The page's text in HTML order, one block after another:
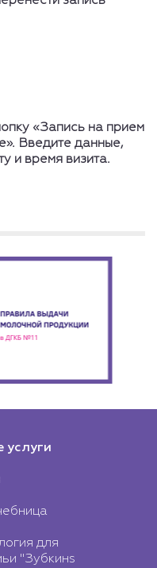
«Запись на прием
Введите данные,
и время визита.
услуги
для
"Зубкинs